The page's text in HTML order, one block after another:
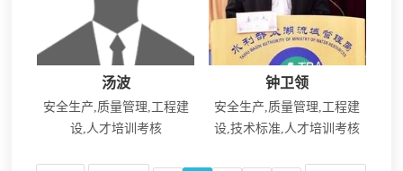
汤波
安全生产,质量管理,工程建
设,人才培训考核
钟卫领
安全生产,质量管理,工程建
设,技术标准,人才培训考核